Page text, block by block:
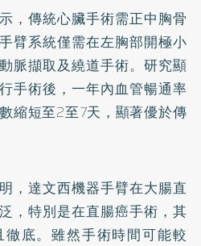
，傳統心臟手術需正中胸骨
臂系統僅需在左胸部開極小
脈擷取及繞道手術。研究顯
手術後，一年內血管暢通率
縮短至2至7天，顯著優於傳
，達文西機器手臂在大腸直
，特別是在直腸癌手術，其
底。雖然手術時間可能較